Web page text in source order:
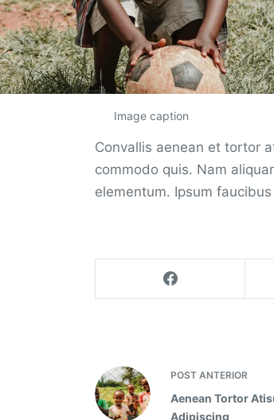
Image caption
Convallis aenean et tortor
commodo quis. Nam
elementum. Ipsum
POST ANTERIOR
Aenean Tortor
Adipiscing